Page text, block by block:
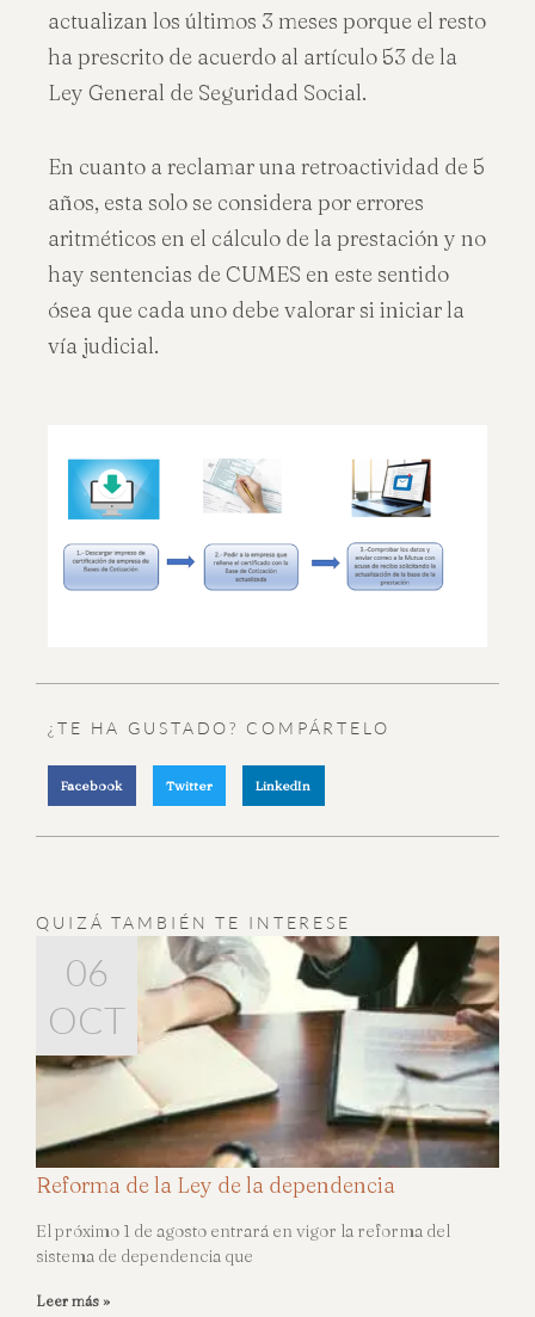
actualizan los últimos 3 meses porque el resto
ha prescrito de acuerdo al artículo 53 de la
Ley General de Seguridad Social.
En cuanto a reclamar una retroactividad de 5
años, esta solo se considera por errores
aritméticos en el cálculo de la prestación y no
hay sentencias de CUMES en este sentido
ósea que cada uno debe valorar si iniciar la
vía judicial.
¿TE HA GUSTADO? COMPÁRTELO
Facebook Twitter LinkedIn
QUIZÁ TAMBIÉN TE INTERESE
Reforma de la Ley de la dependencia
23
JUL
El próximo 1 de agosto entrará en vigor la reforma del
sistema de dependencia que
Leer más »
04
JUL
02
JUN
14
ABR
17
MAR
06
OCT
Página
Página
Página
Página
Página